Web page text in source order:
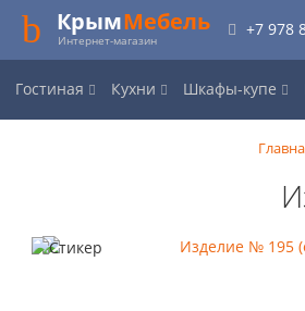
КрымМебель
Интернет-магазин
+7 978
Гостиная Кухни Шкафы-купе